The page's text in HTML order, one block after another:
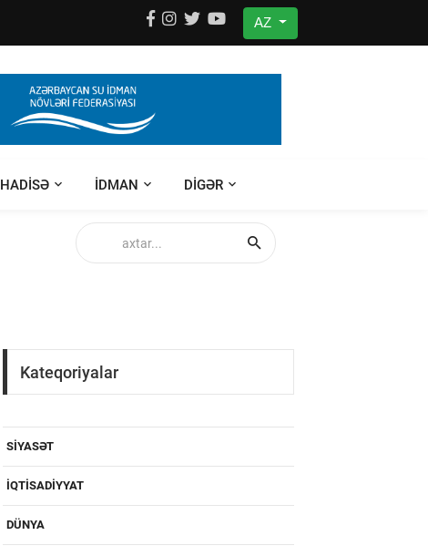
AZ
HADISƏ IDMAN DIGƏR
Kateqoriyalar
SIYASƏT
IQTISADIYYAT
DÜNYA